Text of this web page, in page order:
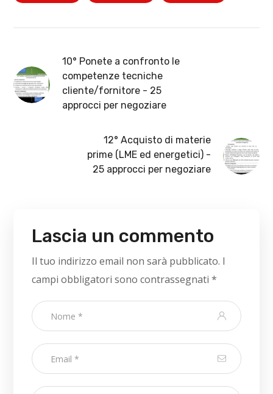
10° Ponete a confronto le
competenze tecniche
cliente/fornitore - 25
approcci per negoziare
12° Acquisto di materie
prime (LME ed energetici) -
25 approcci per negoziare
Lascia un commento
Il tuo indirizzo email non sarà pubblicato. I
campi obbligatori sono contrassegnati*